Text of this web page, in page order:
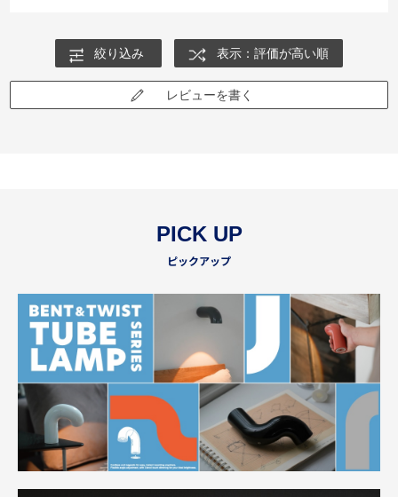
絞り込み 表示：評価が高い順
レビューを書く
PICK UP
ピックアップ